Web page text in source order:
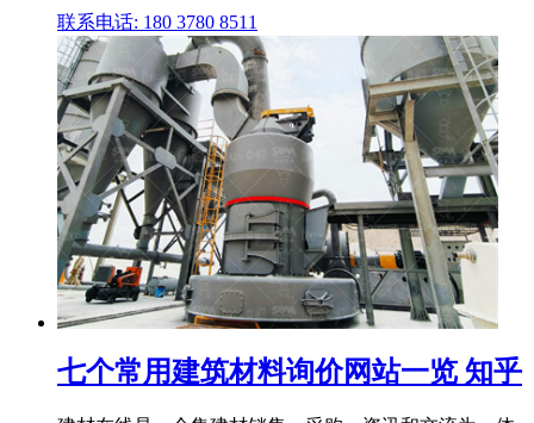
联系电话: 180 3780 8511
七个常用建筑材料询价网站一览 知乎